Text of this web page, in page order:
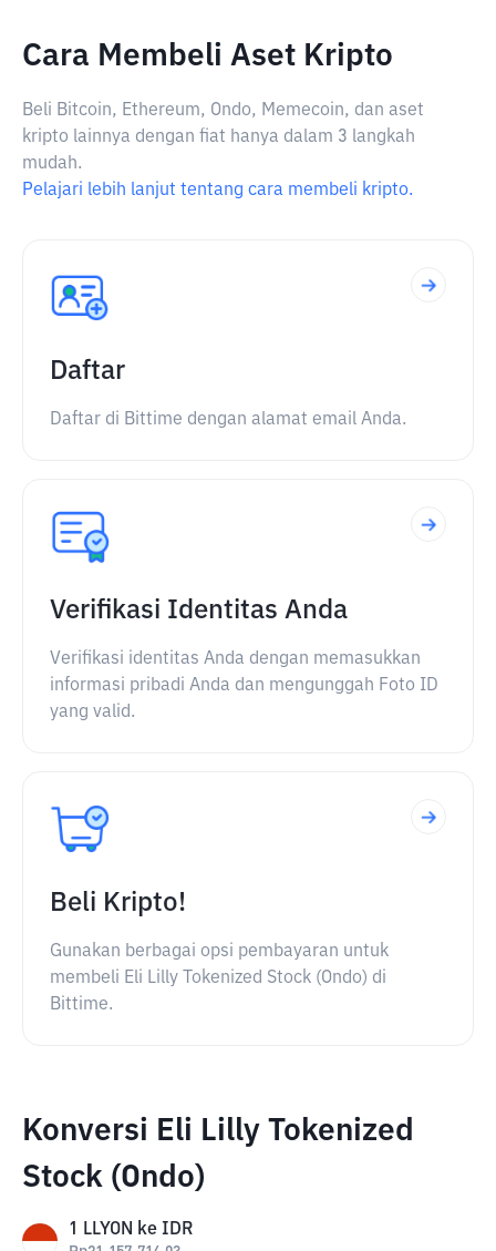
Cara Membeli Aset Kripto
Beli Bitcoin, Ethereum, Ondo, Memecoin, dan aset
kripto lainnya dengan fiat hanya dalam 3 langkah
mudah.
Pelajari lebih lanjut tentang cara membeli kripto.
Daftar
Daftar di Bittime dengan alamat email Anda.
Verifikasi Identitas Anda
Verifikasi identitas Anda dengan memasukkan
informasi pribadi Anda dan mengunggah Foto ID
yang valid.
Beli Kripto!
Gunakan berbagai opsi pembayaran untuk
membeli Eli Lilly Tokenized Stock (Ondo) di
Bittime.
Konversi Eli Lilly Tokenized
Stock (Ondo)
1 LLYON ke IDR